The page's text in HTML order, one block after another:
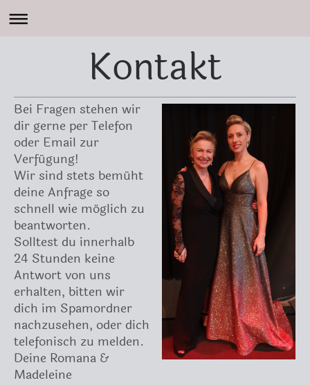
Kontakt
Bei Fragen stehen wir
dir gerne per Telefon
oder Email zur
Verfügung!
Wir sind stets bemüht
deine Anfrage so
schnell wie möglich zu
beantworten.
Solltest du innerhalb
24 Stunden keine
Antwort von uns
erhalten, bitten wir
dich im Spamordner
nachzusehen, oder dich
telefonisch zu melden.
Deine Romana &
Madeleine